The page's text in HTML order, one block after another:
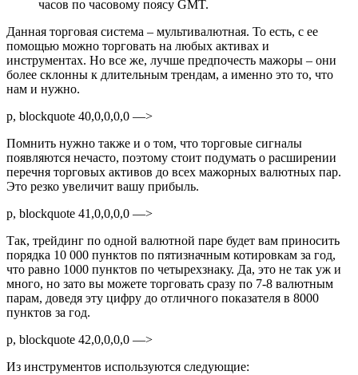
часов по часовому поясу GMT.
Данная торговая система – мультивалютная. То есть, с ее
помощью можно торговать на любых активах и
инструментах. Но все же, лучше предпочесть мажоры – они
более склонны к длительным трендам, а именно это то, что
нам и нужно.
p, blockquote 40,0,0,0,0 —>
Помнить нужно также и о том, что торговые сигналы
появляются нечасто, поэтому стоит подумать о расширении
перечня торговых активов до всех мажорных валютных пар.
Это резко увеличит вашу прибыль.
p, blockquote 41,0,0,0,0 —>
Так, трейдинг по одной валютной паре будет вам приносить
порядка 10 000 пунктов по пятизначным котировкам за год,
что равно 1000 пунктов по четырехзнаку. Да, это не так уж и
много, но зато вы можете торговать сразу по 7-8 валютным
парам, доведя эту цифру до отличного показателя в 8000
пунктов за год.
p, blockquote 42,0,0,0,0 —>
Из инструментов используются следующие: